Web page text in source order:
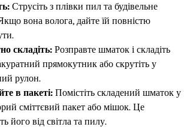
Струсіть з плівки пил та будівельне
вона волога, дайте їй повністю
складіть: Розправте шматок і складіть
прямокутник або скрутіть у
рулон.
в пакеті: Помістіть складений шматок у
сміттєвий пакет або мішок. Це
його від світла та пилу.